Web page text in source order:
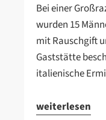
Bei einer
wurden 15
mit Rauschgift
Gaststätte
italienische
weiterlesen